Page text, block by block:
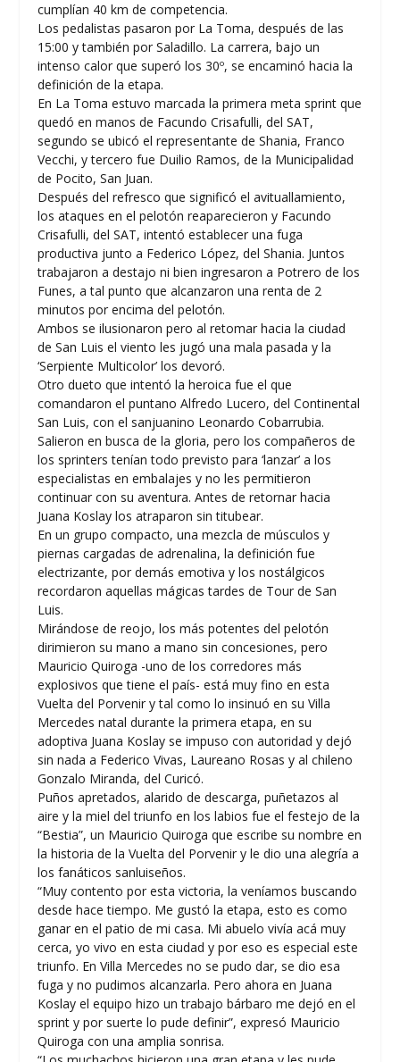
cumplían 40 km de competencia.
Los pedalistas pasaron por La Toma, después de las
15:00 y también por Saladillo. La carrera, bajo un
intenso calor que superó los 30º, se encaminó hacia la
definición de la etapa.
En La Toma estuvo marcada la primera meta sprint que
quedó en manos de Facundo Crisafulli, del SAT,
segundo se ubicó el representante de Shania, Franco
Vecchi, y tercero fue Duilio Ramos, de la Municipalidad
de Pocito, San Juan.
Después del refresco que significó el avituallamiento,
los ataques en el pelotón reaparecieron y Facundo
Crisafulli, del SAT, intentó establecer una fuga
productiva junto a Federico López, del Shania. Juntos
trabajaron a destajo ni bien ingresaron a Potrero de los
Funes, a tal punto que alcanzaron una renta de 2
minutos por encima del pelotón.
Ambos se ilusionaron pero al retomar hacia la ciudad
de San Luis el viento les jugó una mala pasada y la
‘Serpiente Multicolor’ los devoró.
Otro dueto que intentó la heroica fue el que
comandaron el puntano Alfredo Lucero, del Continental
San Luis, con el sanjuanino Leonardo Cobarrubia.
Salieron en busca de la gloria, pero los compañeros de
los sprinters tenían todo previsto para ‘lanzar’ a los
especialistas en embalajes y no les permitieron
continuar con su aventura. Antes de retornar hacia
Juana Koslay los atraparon sin titubear.
En un grupo compacto, una mezcla de músculos y
piernas cargadas de adrenalina, la definición fue
electrizante, por demás emotiva y los nostálgicos
recordaron aquellas mágicas tardes de Tour de San
Luis.
Mirándose de reojo, los más potentes del pelotón
dirimieron su mano a mano sin concesiones, pero
Mauricio Quiroga -uno de los corredores más
explosivos que tiene el país- está muy fino en esta
Vuelta del Porvenir y tal como lo insinuó en su Villa
Mercedes natal durante la primera etapa, en su
adoptiva Juana Koslay se impuso con autoridad y dejó
sin nada a Federico Vivas, Laureano Rosas y al chileno
Gonzalo Miranda, del Curicó.
Puños apretados, alarido de descarga, puñetazos al
aire y la miel del triunfo en los labios fue el festejo de la
“Bestia”, un Mauricio Quiroga que escribe su nombre en
la historia de la Vuelta del Porvenir y le dio una alegría a
los fanáticos sanluiseños.
“Muy contento por esta victoria, la veníamos buscando
desde hace tiempo. Me gustó la etapa, esto es como
ganar en el patio de mi casa. Mi abuelo vivía acá muy
cerca, yo vivo en esta ciudad y por eso es especial este
triunfo. En Villa Mercedes no se pudo dar, se dio esa
fuga y no pudimos alcanzarla. Pero ahora en Juana
Koslay el equipo hizo un trabajo bárbaro me dejó en el
sprint y por suerte lo pude definir”, expresó Mauricio
Quiroga con una amplia sonrisa.